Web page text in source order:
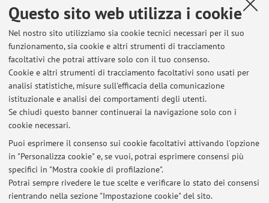
Questo sito web utilizza i cookie
Nel nostro sito utilizziamo sia cookie tecnici necessari per il suo
funzionamento, sia cookie e altri strumenti di tracciamento
facoltativi che potrai attivare solo con il tuo consenso.
Cookie e altri strumenti di tracciamento facoltativi sono usati per
analisi statistiche, misure sull'efficacia della comunicazione
istituzionale e analisi dei comportamenti degli utenti.
Se chiudi questo banner continuerai la navigazione solo con i
cookie necessari.
Puoi esprimere il consenso sui cookie facoltativi attivando l'opzione
in "Personalizza cookie" e, se vuoi, potrai esprimere consensi più
specifici in "Mostra cookie di profilazione".
Potrai sempre rivedere le tue scelte e verificare lo stato dei consensi
rientrando nella sezione "Impostazione cookie" del sito.
Contatti
E-mail: a.vitali@unibo.it
Dipartimento di Ingegneria Industriale
Viale del Risorgimento 2, Bologna -
Vai alla mappa
Ultimi avvisi
Al momento non sono presenti avvisi.